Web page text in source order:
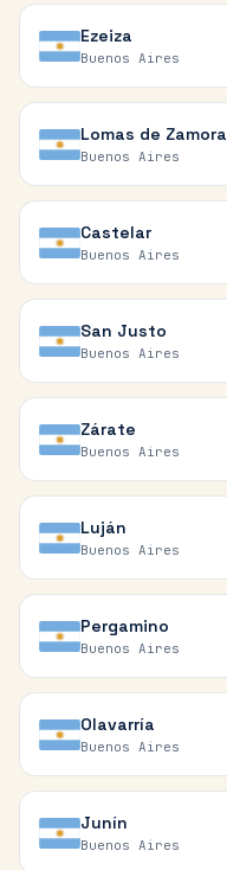
Ezeiza
Buenos Aires
Lomas de Zamora
Buenos Aires
Castelar
Buenos Aires
San Justo
Buenos Aires
Zárate
Buenos Aires
Luján
Buenos Aires
Pergamino
Buenos Aires
Olavarría
Buenos Aires
Junín
Buenos Aires